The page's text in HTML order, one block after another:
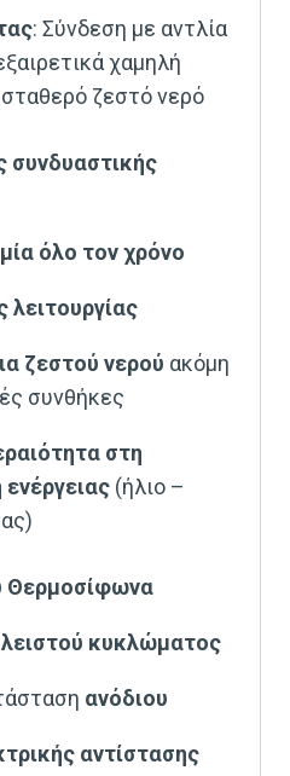
: Σύνδεση με αντλία
χαμηλή
ζεστό νερό
συνδυαστικής
όλο τον χρόνο
λειτουργίας
ζεστού νερού ακόμη
συνθήκες
στη
(ήλιο –
Θερμοσίφωνα
κυκλώματος
ανόδιου
αντίστασης